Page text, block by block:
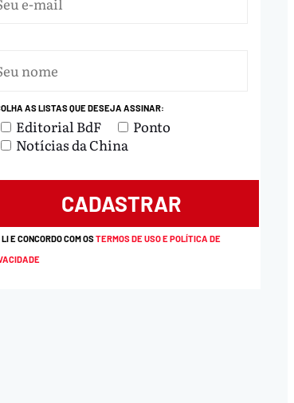
AS LISTAS QUE DESEJA ASSINAR:
Editorial BdF
Ponto
Notícias da China
LI E CONCORDO COM OSTERMOS DE USO E POLÍTICA DE